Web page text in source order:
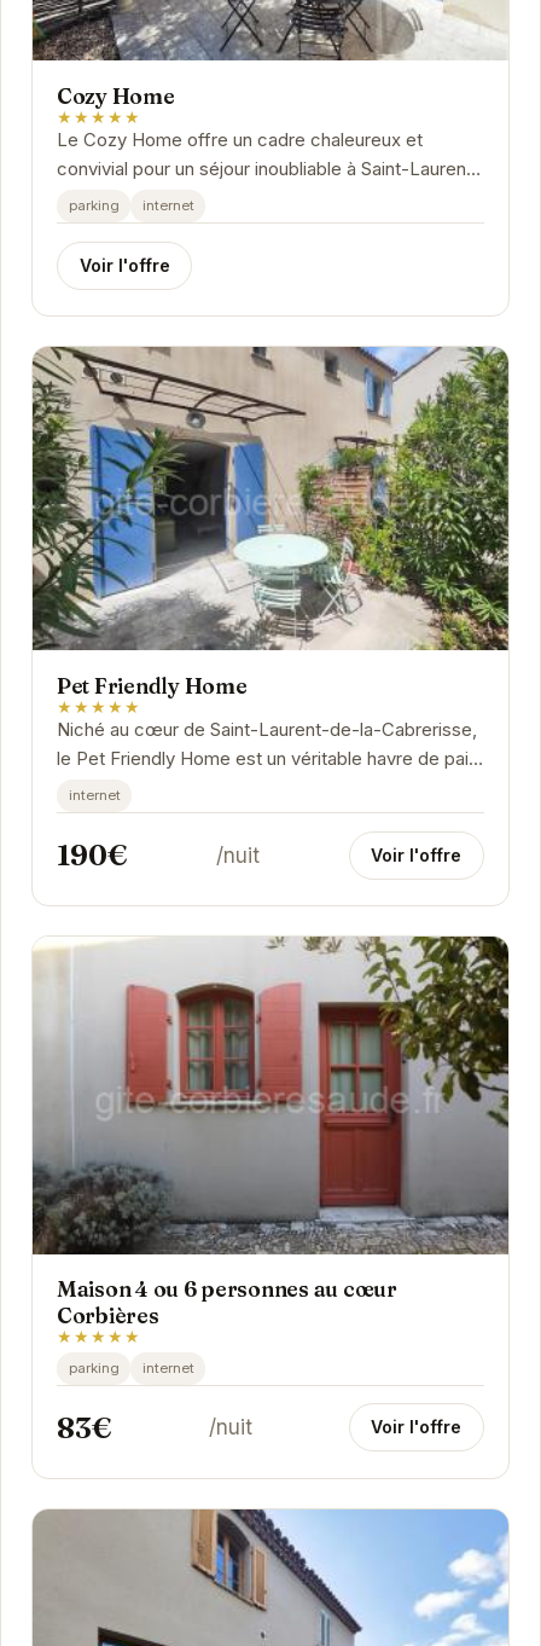
Cozy Home
★★★★★
Le Cozy Home offre un cadre chaleureux et
convivial pour un séjour inoubliable à Saint-Laurent-
de-la-Cabrerisse. Avec son ambiance paisible et
ses...
parking internet
Voir l'offre
Pet Friendly Home
★★★★★
Niché au cœur de Saint-Laurent-de-la-Cabrerisse,
le Pet Friendly Home est un véritable havre de paix
pour les voyageurs et leurs compagnons à...
internet
190€ /nuit Voir l'offre
Maison 4 ou 6 personnes au cœur
Corbières
★★★★★
parking internet
83€ /nuit Voir l'offre